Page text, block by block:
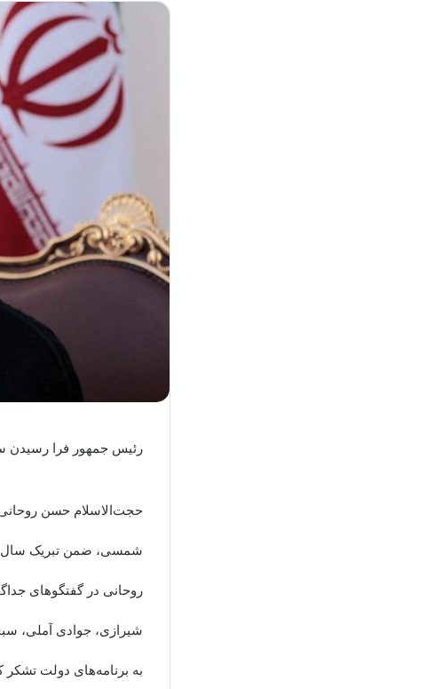
رئیس جمهور فرا رسیدن سال ۱۳۹۹ هجری شمسی را به مراجع عظام تقلید
شمسی، ضمن تبریک سال
روحانی در گفتگوهای
شیرازی، جوادی آملی،
به برنامه‌های دولت تشکر